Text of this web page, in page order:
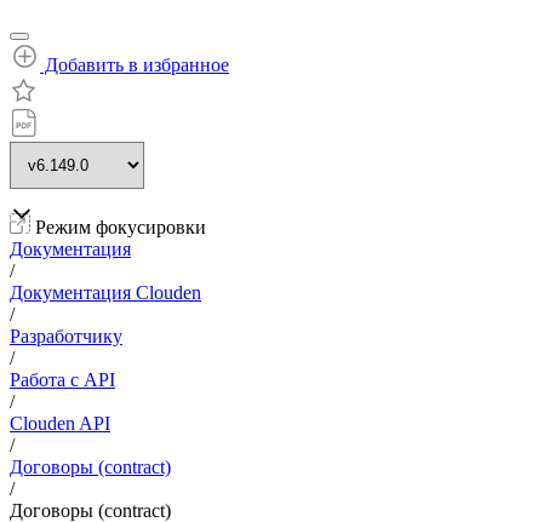
Добавить в избранное
Режим фокусировки
Документация
/
Документация Clouden
/
Разработчику
/
Работа с API
/
Clouden API
/
Договоры (contract)
/
Договоры (contract)